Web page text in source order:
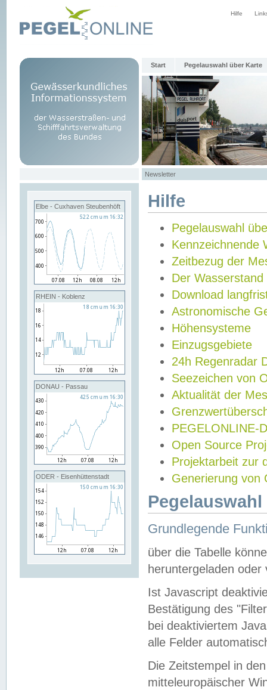
Hilfe
Start Pegelauswahl über Karte
Newsletter
Elbe - Cuxhaven Steubenhöft
RHEIN - Koblenz
DONAU - Passau
ODER - Eisenhüttenstadt
Hilfe
Pegelauswahl
Kennzeichnende
Zeitbezug der
Der Wasserstand
Download
Astronomische
Höhensysteme
Einzugsgebiete
24h Regenradar
Seezeichen von
Aktualität der
PEGELONLINE-
Open Source
Projektarbeit zur
Generierung von
Grundlegende
über die Tabelle
heruntergeladen oder
Ist Javascript
Bestätigung des
bei deaktiviertem
alle Felder
Die Zeitstempel in
mitteleuropäischer